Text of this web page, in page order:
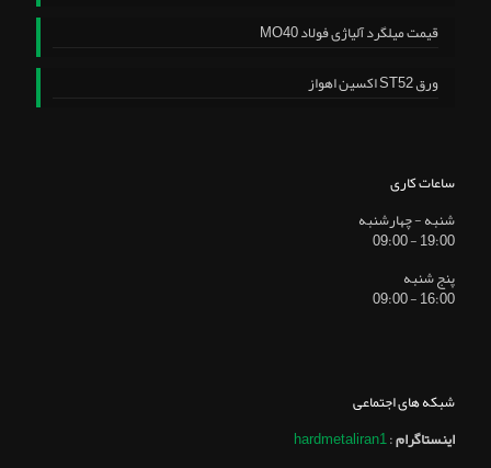
قیمت میلگرد آلیاژی فولاد MO40
ورق ST52 اکسین اهواز
ساعات کاری
شنبه - چهارشنبه
19:00 - 09:00
پنج شنبه
16:00 - 09:00
شبکه های اجتماعی
اینستاگرام:
hardmetaliran1